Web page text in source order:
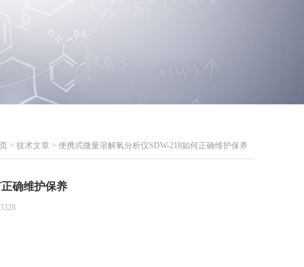
> 技术文章 > 便携式微量溶解氧分析仪SDW-218如何正确维护保养
确维护保养